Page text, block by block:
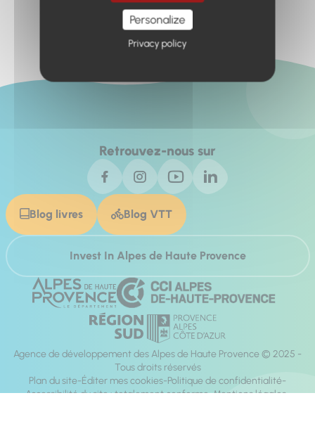
Retrouvez-nous sur
Blog livres Blog VTT
Invest In Alpes de Haute Provence
Agence de développement des Alpes de Haute Provence © 2025 -
Tous droits réservés
Plan du site Éditer mes cookies Politique de confidentialité
Accessibilité du site : totalement conforme Mentions légales
Personalize
Privacy policy